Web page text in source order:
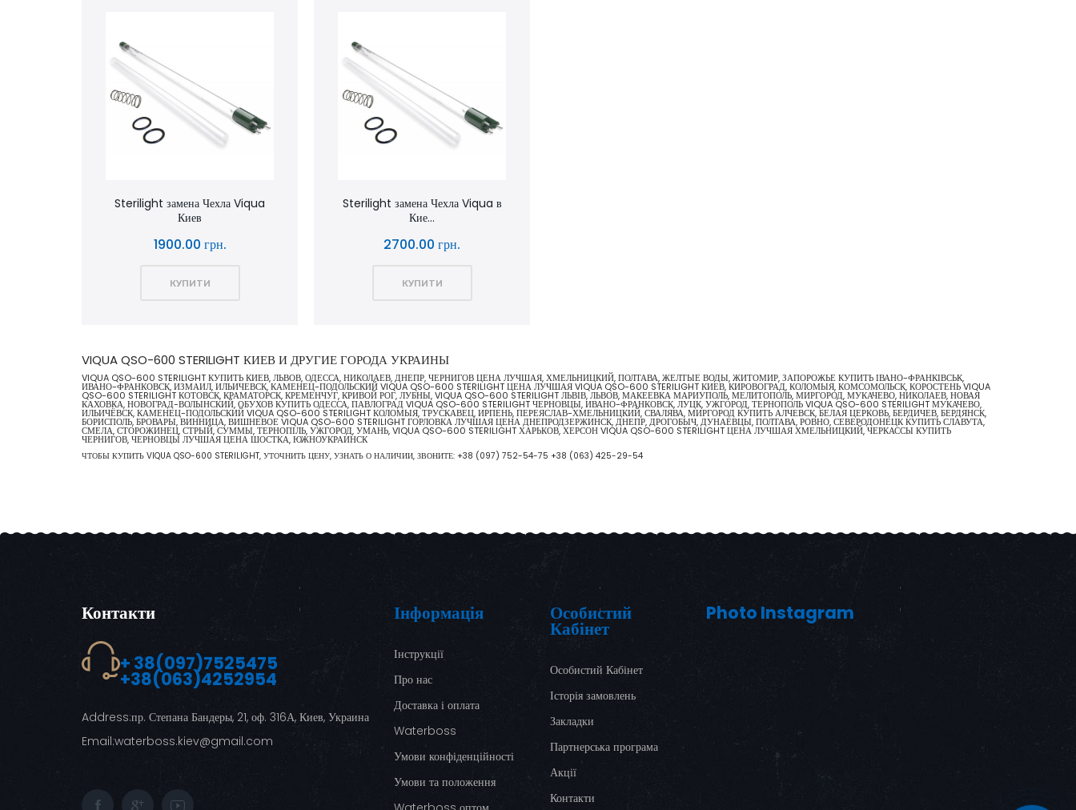
Sterilight замена Чехла Viqua
Киев
1900.00 грн.
КУПИТИ
Sterilight замена Чехла Viqua в
Кие...
2700.00 грн.
КУПИТИ
VIQUA QSO-600 STERILIGHT КИЕВ И ДРУГИЕ ГОРОДА УКРАИНЫ
VIQUA QSO-600 STERILIGHT КУПИТЬ КИЕВ, ЛЬВОВ, ОДЕССА, НИКОЛАЕВ, ДНЕПР, ЧЕРНИГОВ ЦЕНА ЛУЧШАЯ, ХМЕЛЬНИЦКИЙ, ПОЛТАВА, ЖЕЛТЫЕ ВОДЫ, ЖИТОМИР, ЗАПОРОЖЬЕ КУПИТЬ ІВАНО-ФРАНКІВСЬК,
ИВАНО-ФРАНКОВСК, ИЗМАИЛ, ИЛЬИЧЕВСК, КАМЕНЕЦ-ПОДОЛЬСКИЙ VIQUA QSO-600 STERILIGHT ЦЕНА ЛУЧШАЯ VIQUA QSO-600 STERILIGHT КИЕВ, КИРОВОГРАД, КОЛОМЫЯ, КОМСОМОЛЬСК, КОРОСТЕНЬ VIQUA
QSO-600 STERILIGHT КОТОВСК, КРАМАТОРСК, КРЕМЕНЧУГ, КРИВОЙ РОГ, ЛУБНЫ, VIQUA QSO-600 STERILIGHT ЛЬВІВ, ЛЬВОВ, МАКЕЕВКА МАРИУПОЛЬ, МЕЛИТОПОЛЬ, МИРГОРОД, МУКАЧЕВО, НИКОЛАЕВ, НОВАЯ
КАХОВКА, НОВОГРАД-ВОЛЫНСКИЙ, ОБУХОВ КУПИТЬ ОДЕССА, ПАВЛОГРАД VIQUA QSO-600 STERILIGHT ЧЕРНОВЦЫ, ИВАНО-ФРАНКОВСК, ЛУЦК, УЖГОРОД, ТЕРНОПОЛЬ VIQUA QSO-600 STERILIGHT МУКАЧЕВО,
ИЛЬИЧЁВСК, КАМЕНЕЦ-ПОДОЛЬСКИЙ VIQUA QSO-600 STERILIGHT КОЛОМЫЯ, ТРУСКАВЕЦ, ИРПЕНЬ, ПЕРЕЯСЛАВ-ХМЕЛЬНИЦКИЙ, СВАЛЯВА, МИРГОРОД КУПИТЬ АЛЧЕВСК, БЕЛАЯ ЦЕРКОВЬ, БЕРДИЧЕВ, БЕРДЯНСК,
БОРИСПОЛЬ, БРОВАРЫ, ВИННИЦА, ВИШНЕВОЕ VIQUA QSO-600 STERILIGHT ГОРЛОВКА ЛУЧШАЯ ЦЕНА ДНЕПРОДЗЕРЖИНСК, ДНЕПР, ДРОГОБЫЧ, ДУНАЕВЦЫ, ПОЛТАВА, РОВНО, СЕВЕРОДОНЕЦК КУПИТЬ СЛАВУТА,
СМЕЛА, СТОРОЖИНЕЦ, СТРЫЙ, СУММЫ, ТЕРНОПІЛЬ, УЖГОРОД, УМАНЬ, VIQUA QSO-600 STERILIGHT ХАРЬКОВ, ХЕРСОН VIQUA QSO-600 STERILIGHT ЦЕНА ЛУЧШАЯ ХМЕЛЬНИЦКИЙ, ЧЕРКАССЫ КУПИТЬ
ЧЕРНИГОВ, ЧЕРНОВЦЫ ЛУЧШАЯ ЦЕНА ШОСТКА, ЮЖНОУКРАИНСК
ЧТОБЫ КУПИТЬ VIQUA QSO-600 STERILIGHT, УТОЧНИТЬ ЦЕНУ, УЗНАТЬ О НАЛИЧИИ, ЗВОНИТЕ: +38 (097) 752-54-75 +38 (063) 425-29-54
Контакти
+ 38(097)7525475
+38(063)4252954
Address:пр. Степана Бандеры, 21, оф. 316А, Киев, Украина
Email:waterboss.kiev@gmail.com
Інформація
Інструкції
Про нас
Доставка і оплата
Waterboss
Умови конфіденційності
Умови та положення
Особистий
Кабінет
Особистий Кабінет
Історія замовлень
Закладки
Партнерська програма
Акції
Контакти
Photo Instagram